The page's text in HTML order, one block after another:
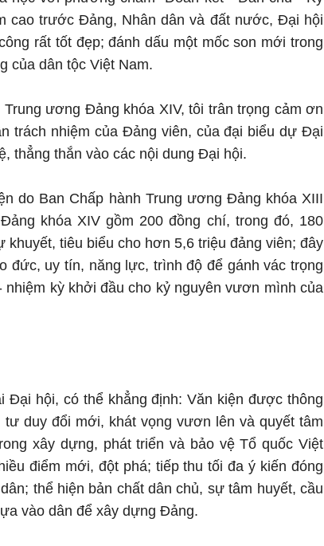
cao trước Đảng, Nhân dân và đất nước, Đại hội
rất tốt đẹp; đánh dấu một mốc son mới trong
của dân tộc Việt Nam.
ương Đảng khóa XIV, tôi trân trọng cảm ơn
trách nhiệm của Đảng viên, của đại biểu dự Đại
thẳng thắn vào các nội dung Đại hội.
do Ban Chấp hành Trung ương Đảng khóa XIII
khóa XIV gồm 200 đồng chí, trong đó, 180
tiêu biểu cho hơn 5,6 triệu đảng viên; đây
đức, uy tín, năng lực, trình độ để gánh vác trọng
kỳ khởi đầu cho kỷ nguyên vươn mình của
Đại hội, có thể khẳng định: Văn kiện được thông
duy đổi mới, khát vọng vươn lên và quyết tâm
xây dựng, phát triển và bảo vệ Tổ quốc Việt
điểm mới, đột phá; tiếp thu tối đa ý kiến đóng
thể hiện bản chất dân chủ, sự tâm huyết, cầu
vào dân để xây dựng Đảng.